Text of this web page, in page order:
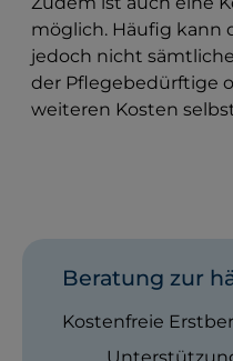
möglich. Häufig kann
jedoch nicht
der Pflegebedürftige
weiteren Kosten
Beratung zur
Kostenfreie